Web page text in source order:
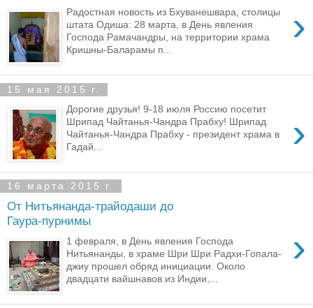
›
Радостная новость из Бхуванешвара, столицы
штата Одиша: 28 марта, в День явления
Господа Рамачандры, на территории храма
Кришны-Баларамы п...
15 мая 2015 г.
›
Дорогие друзья! 9-18 июля Россию посетит
Шрипад Чайтанья-Чандра Прабху! Шрипад
Чайтанья-Чандра Прабху - президент храма в
Гадай...
16 марта 2015 г.
От Нитьянанда-трайодаши до
Гаура-пурнимы
›
1 февраля, в День явления Господа
Нитьянанды, в храме Шри Шри Радхи-Гопала-
джиу прошел обряд инициации. Около
двадцати вайшнавов из Индии,...